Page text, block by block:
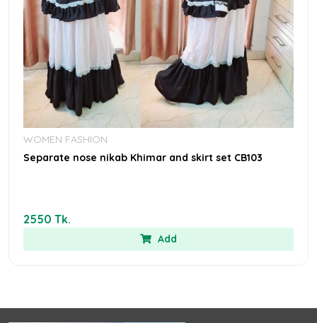
WOMEN FASHION
Separate nose nikab Khimar and skirt set CB103
2550 Tk.
Add